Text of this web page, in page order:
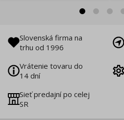
Slovenská firma na
trhu od 1996
Vrátenie tovaru do
14 dní
Sieť predajní po celej
SR